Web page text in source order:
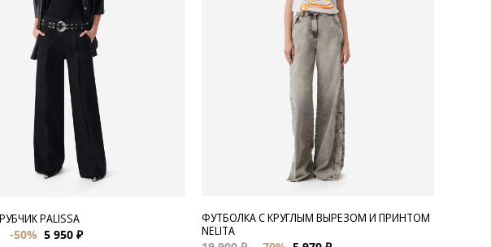
PALISSA
-50% 5 950 ₽
ФУТБОЛКА С КРУГЛЫМ ВЫРЕЗОМ И ПРИНТОМ
NELITA